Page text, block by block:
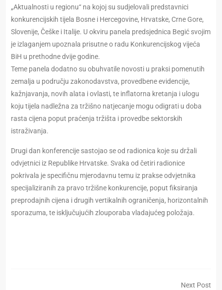
„Aktualnosti u regionu“ na kojoj su sudjelovali predstavnici
konkurencijskih tijela Bosne i Hercegovine, Hrvatske, Crne Gore,
Slovenije, Češke i Italije. U okviru panela predsjednica Begić svojim
je izlaganjem upoznala prisutne o radu Konkurencijskog vijeća
BiH u prethodne dvije godine.
Teme panela dodatno su obuhvatile novosti u praksi pomenutih
zemalja u području zakonodavstva, provedbene evidencije,
kažnjavanja, novih alata i ovlasti, te inflatorna kretanja i ulogu
koju tijela nadležna za tržišno natjecanje mogu odigrati u doba
rasta cijena poput praćenja tržišta i provedbe sektorskih
istraživanja.
Drugi dan konferencije sastojao se od radionica koje su držali
odvjetnici iz Republike Hrvatske. Svaka od četiri radionice
pokrivala je specifičnu mjerodavnu temu iz prakse odvjetnika
specijaliziranih za pravo tržišne konkurencije, poput fiksiranja
preprodajnih cijena i drugih vertikalnih ograničenja, horizontalnih
sporazuma, te isključujućih zlouporaba vladajućeg položaja.
Next Post